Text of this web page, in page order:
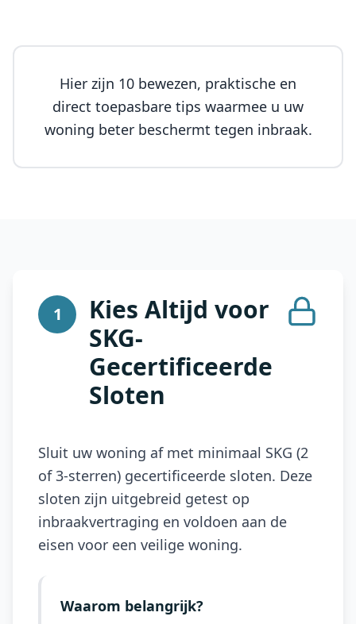
Hier zijn 10 bewezen, praktische en
direct toepasbare tips waarmee u uw
woning beter beschermt tegen inbraak.
1
Kies Altijd voor
SKG-
Gecertificeerde
Sloten
Sluit uw woning af met minimaal SKG (2
of 3-sterren) gecertificeerde sloten. Deze
sloten zijn uitgebreid getest op
inbraakvertraging en voldoen aan de
eisen voor een veilige woning.
Waarom belangrijk?